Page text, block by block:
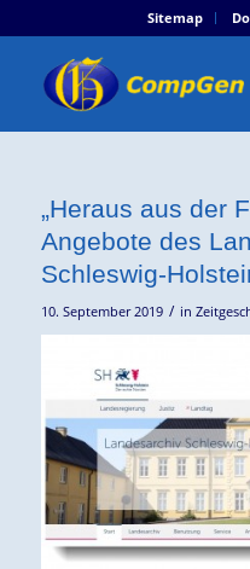
Sitemap
„Heraus aus der
Angebote des
Schleswig-
10. September 2019 / in